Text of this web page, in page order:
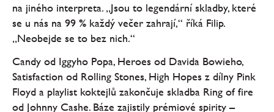
na jiného interpreta. „Jsou to legendární skladby, které
se u nás na 99 % každý večer zahrají,“ říká Filip.
„Neobejde se to bez nich.“
Candy od Iggyho Popa, Heroes od Davida Bowieho,
Satisfaction od Rolling Stones, High Hopes z dílny Pink
Floyd a playlist koktejlů zakončuje skladba Ring of fire
od Johnny Cashe. Báze zajistily prémiové spirity –